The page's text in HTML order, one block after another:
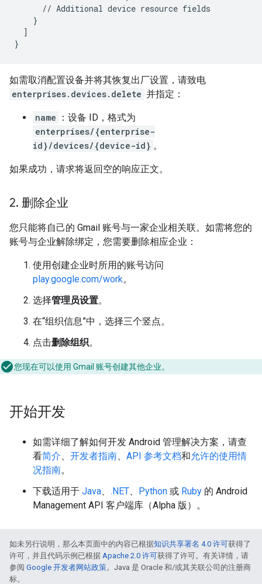
      // Additional device resource fields
    }
  ]
}
如需取消配置设备并将其恢复出厂设置，请致电
enterprises.devices.delete 并指定：
name
：设备 ID，格式为
enterprises/{enterprise-
id}/devices/{device-id} 。
如果成功，请求将返回空的响应正文。
2. 删除企业
您只能将自己的 Gmail 账号与一家企业相关联。如需将您的
账号与企业解除绑定，您需要删除相应企业：
使用创建企业时所用的账号访问
play.google.com/work。
选择管理员设置。
在“组织信息”中，选择三个竖点。
点击删除组织。
您现在可以使用 Gmail 账号创建其他企业。
开始开发
如需详细了解如何开发 Android 管理解决方案，请查
看简介、 开发者指南、 API 参考文档和允许的使用情
况指南。
下载适用于 Java、 .NET、 Python 或 Ruby 的 Android
Management API 客户端库（Alpha 版）。
如未另行说明，那么本页面中的内容已根据知识共享署名 4.0 许可获得了
许可，并且代码示例已根据 Apache 2.0 许可获得了许可。有关详情，请
参阅 Google 开发者网站政策。Java 是 Oracle 和/或其关联公司的注册商
标。